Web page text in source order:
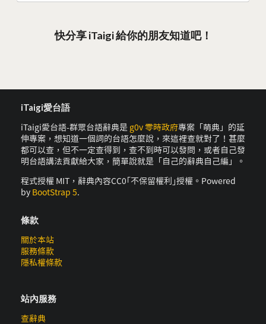
快分享 iTaigi 給你的朋友知道吧！
iTaigi愛台語
iTaigi愛台語-群眾台語辭典是 g0v 零時政府專案「萌典」的延
伸專案，想知道一個詞的台語怎麼說，來這裡查就對了！甚麼
都可以查，但不一定查得到，查不到時可以發問，或者自己發
明台語講法貢獻給大家，簡單說就是「自己的辭典自己編」。
程式授權 MIT，辭典內容CC0｢不保留權利｣授權。Powered
by BootStrap 5.
條款
關於本站
服務條款
隱私權條款
站內服務
查辭典